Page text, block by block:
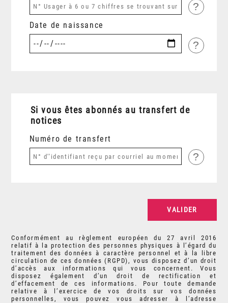
?
Date de naissance
?
Si vous êtes abonnés au transfert de
notices
Numéro de transfert
?
Conformément au règlement européen du 27 avril 2016
relatif à la protection des personnes physiques à l’égard du
traitement des données à caractère personnel et à la libre
circulation de ces données (RGPD), vous disposez d’un droit
d’accès aux informations qui vous concernent. Vous
disposez également d’un droit de rectification et
d’effacement de ces informations. Pour toute demande
relative à l’exercice de vos droits sur vos données
personnelles, vous pouvez vous adresser à l’adresse